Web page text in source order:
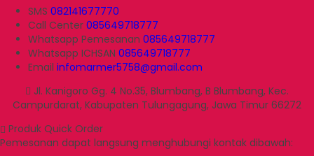
SMS 082141677770
Call Center 085649718777
Whatsapp Pemesanan 085649718777
Whatsapp ICHSAN 085649718777
Email infomarmer5758@gmail.com
Jl. Kanigoro Gg. 4 No.35, Blumbang, B Blumbang, Kec.
Campurdarat, Kabupaten Tulungagung, Jawa Timur 66272
Produk Quick Order
Pemesanan dapat langsung menghubungi kontak dibawah: